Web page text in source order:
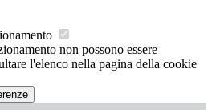
non possono essere
l'elenco nella pagina della cookie